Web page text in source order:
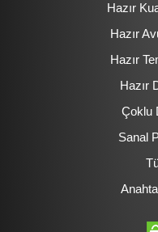
Hazır
Hazır
Hazır
Hazır
Çoklu
Sanal